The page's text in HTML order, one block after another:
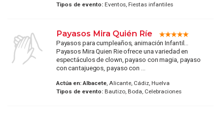
Tipos de evento:Eventos, Fiestas infantiles
Payasos Mira Quién Ríe
Payasos para cumpleaños, animación Infantil...
Payasos Mira Quien Rie ofrece una variedad en
espectáculos de clown, payaso con magia, payaso
con cantajuegos, payaso con ...
Actúa en: Albacete, Alicante, Cádiz, Huelva
Tipos de evento:Bautizo, Boda, Celebraciones